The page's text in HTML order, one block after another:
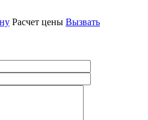
Расчет цены Вызвать